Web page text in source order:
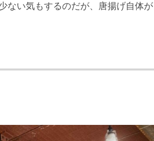
ない気もするのだが、唐揚げ自体が